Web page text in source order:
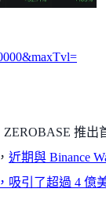
ZEROBASE 推出
近期與 Binance
吸引了超過 4 億